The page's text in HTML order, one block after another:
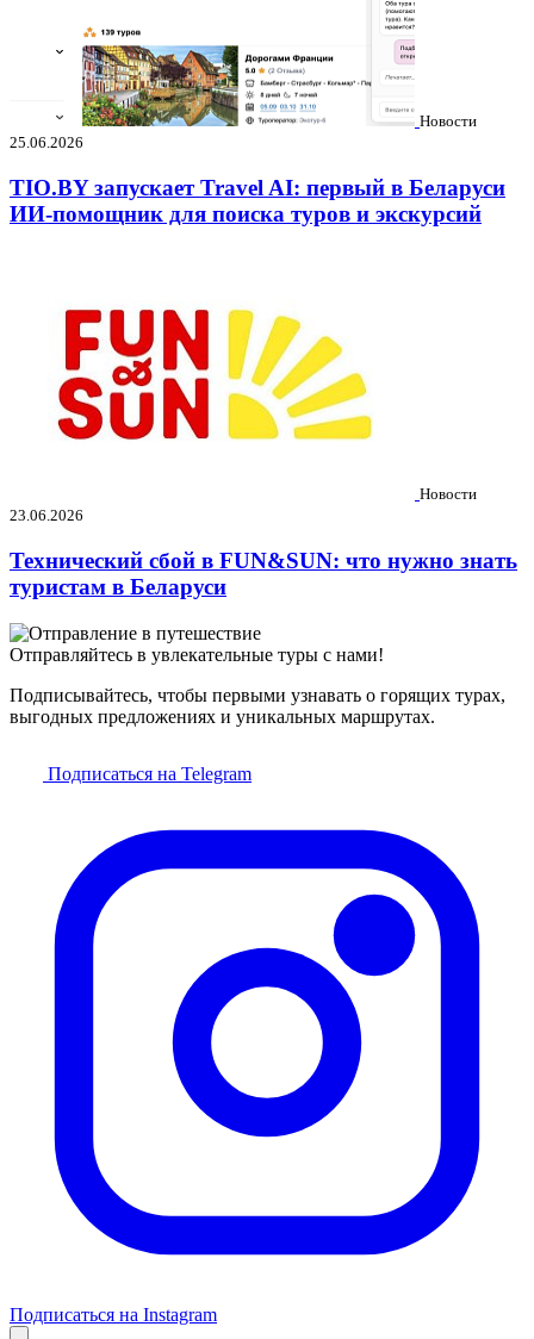
Новости
25.06.2026
TIO.BY запускает Travel AI: первый в Беларуси
ИИ-помощник для поиска туров и экскурсий
Новости
23.06.2026
Технический сбой в FUN&SUN: что нужно знать
туристам в Беларуси
Отправляйтесь в увлекательные туры с нами!
Подписывайтесь, чтобы первыми узнавать о горящих турах,
выгодных предложениях и уникальных маршрутах.
Подписаться на Telegram
Подписаться на Instagram